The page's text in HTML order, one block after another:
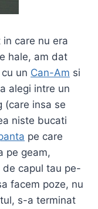
care nu era
hale, am dat
un Can-Am si
alegi intre un
(care insa se
niste bucati
pe care
pe geam,
capul tau pe-
facem poze, nu
s-a terminat